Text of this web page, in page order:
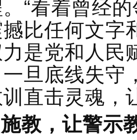
“看着曾经
比任何文字
是党和人民
旦底线失守
训直击灵魂，
教，让警示